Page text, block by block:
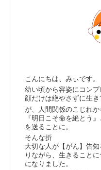
こんにちは、みぃです。
幼い頃から容姿にコン
顔だけは絶やさずに生き
が、人間関係のこじれ
『明日こそ命を絶とう
を送ることに。
そんな折
大切な人が【がん】告
りながら、生きること
になりました。